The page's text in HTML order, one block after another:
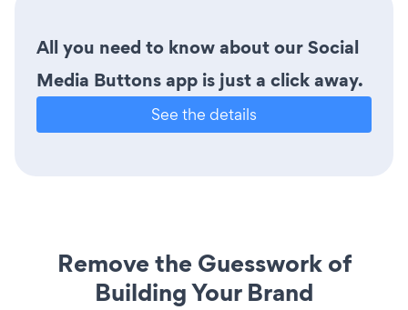
All you need to know about our Social
Media Buttons app is just a click away.
See the details
Remove the Guesswork of
Building Your Brand